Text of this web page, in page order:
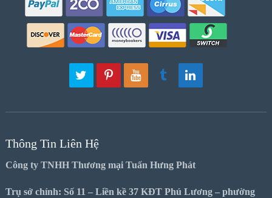
Thông Tin Liên Hệ
Công ty TNHH Thương mại Tuấn Hưng Phát
Trụ sở chính: Số 11 – Liền kề 37 KĐT Phú Lương – phường